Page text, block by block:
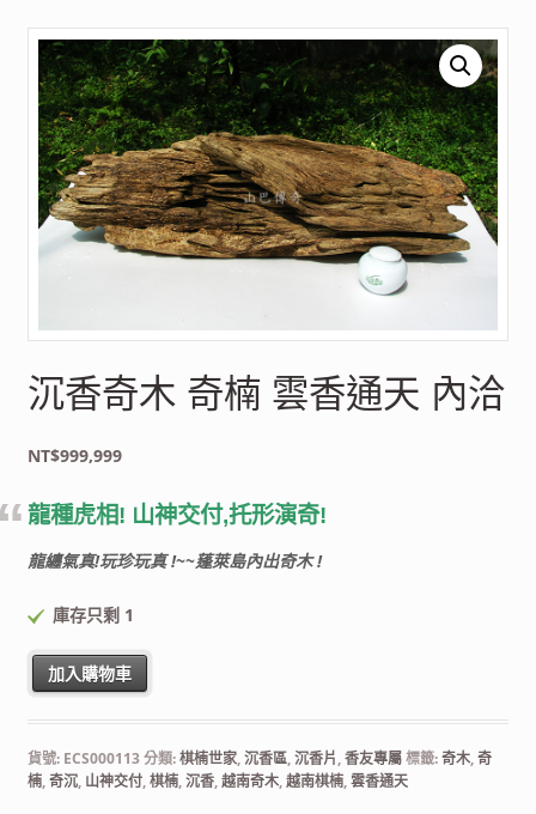
沉香奇木 奇楠 雲香通天 內洽
NT$999,999
龍種虎相! 山神交付,托形演奇!
龍纏氣真!玩珍玩真 !~~蓬萊島內出奇木 !
庫存只剩 1
沉香奇木 奇楠 雲香通天 內洽 數量
加入購物車
貨號: ECS000113分類:棋楠世家,沉香區,沉香片,香友專屬標籤:奇木,奇
楠,奇沉, 山神交付,棋楠,沉香,越南奇木,越南棋楠,雲香通天